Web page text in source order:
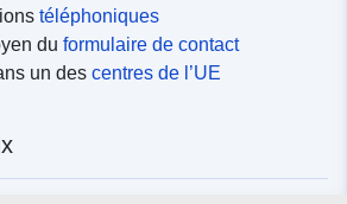
téléphoniques
du formulaire de contact
un des centres de l’UE